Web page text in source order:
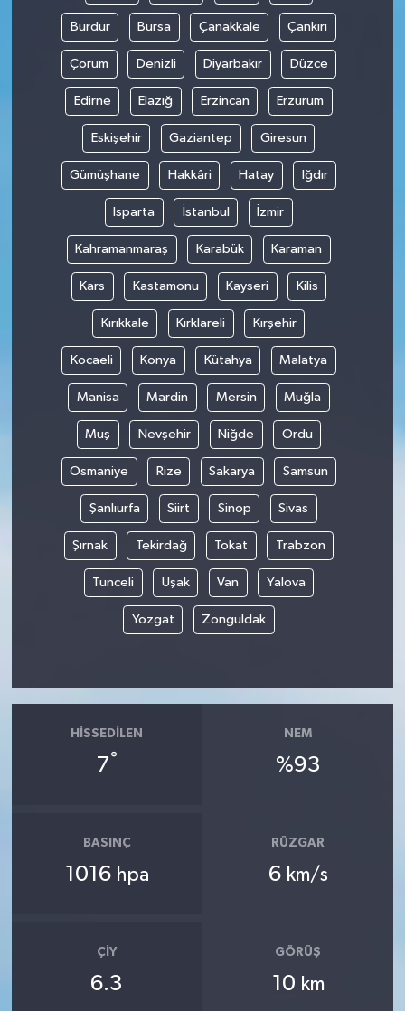
Burdur Bursa Çanakkale Çankırı
Çorum Denizli Diyarbakır Düzce
Edirne Elazığ Erzincan Erzurum
Eskişehir Gaziantep Giresun
Gümüşhane Hakkâri Hatay Iğdır
Isparta İstanbul İzmir
Kahramanmaraş Karabük Karaman
Kars Kastamonu Kayseri Kilis
Kırıkkale Kırklareli Kırşehir
Kocaeli Konya Kütahya Malatya
Manisa Mardin Mersin Muğla
Muş Nevşehir Niğde Ordu
Osmaniye Rize Sakarya Samsun
Şanlıurfa Siirt Sinop Sivas
Şırnak Tekirdağ Tokat Trabzon
Tunceli Uşak Van Yalova
Yozgat Zonguldak
HISSEDILEN
7°
NEM
%93
BASINÇ
1016 hpa
RÜZGAR
6 km/s
ÇIY
6.3
GÖRÜŞ
10 km